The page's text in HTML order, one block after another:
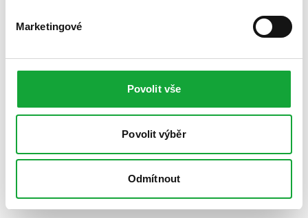
Marketingové
Povolit vše
Povolit výběr
Odmítnout